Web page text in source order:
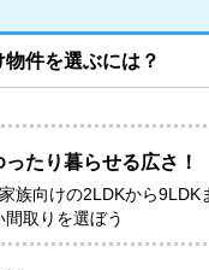
件を選ぶには？
たり暮らせる広さ！
族向けの2LDKから9LDK
取りを選ぼう